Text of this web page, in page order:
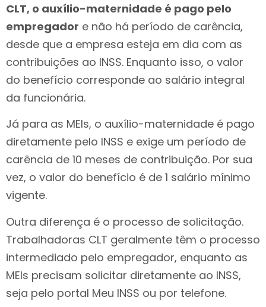
CLT, o auxílio-maternidade é pago pelo
empregador e não há período de carência,
desde que a empresa esteja em dia com as
contribuições ao INSS. Enquanto isso, o valor
do benefício corresponde ao salário integral
da funcionária.
Já para as MEIs, o auxílio-maternidade é pago
diretamente pelo INSS e exige um período de
carência de 10 meses de contribuição. Por sua
vez, o valor do benefício é de 1 salário mínimo
vigente.
Outra diferença é o processo de solicitação.
Trabalhadoras CLT geralmente têm o processo
intermediado pelo empregador, enquanto as
MEIs precisam solicitar diretamente ao INSS,
seja pelo portal Meu INSS ou por telefone.